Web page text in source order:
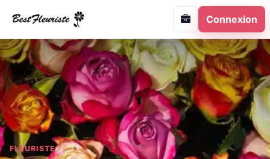
Connexion
FLEURISTE